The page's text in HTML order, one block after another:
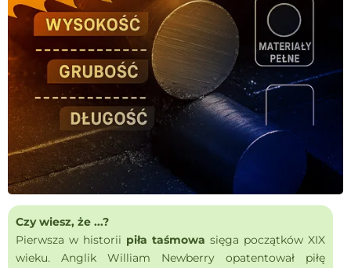
Czy wiesz, że ...?
Pierwsza w historii piła taśmowa sięga początków XIX
wieku. Anglik William Newberry opatentował piłę